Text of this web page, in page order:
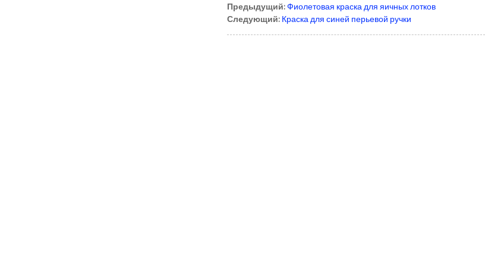
Предыдущий:Фиолетовая краска для яичных лотков
Следующий: Краска для синей перьевой ручки